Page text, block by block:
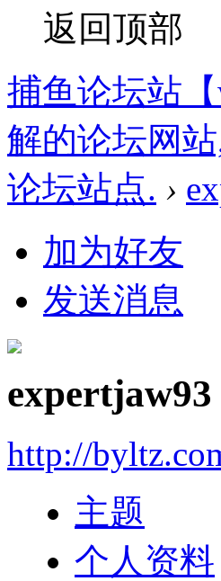
返回顶部
捕鱼论坛站
解的论坛网
论坛站点. ›
加为好友
发送消息
expertjaw93
http://
主题
个人资料